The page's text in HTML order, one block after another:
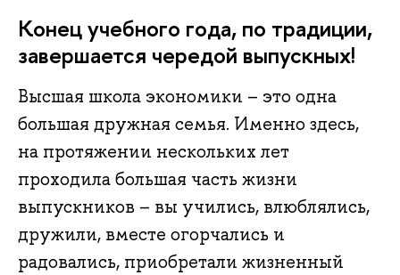
Конец учебного года, по традиции,
завершается чередой выпускных!
Высшая школа экономики – это одна
большая дружная семья. Именно здесь,
на протяжении нескольких лет
проходила большая часть жизни
выпускников – вы учились, влюблялись,
дружили, вместе огорчались и
радовались, приобретали жизненный